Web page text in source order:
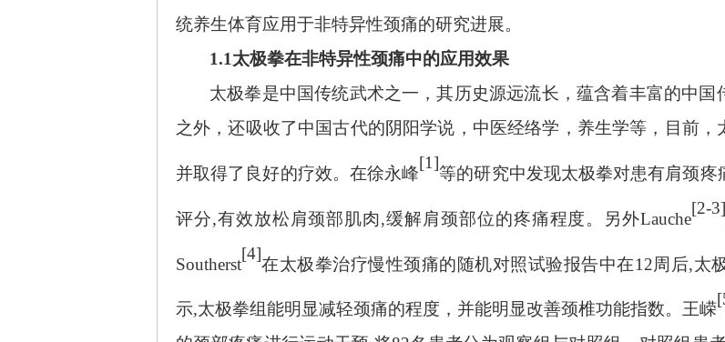
统养生体育应用于非特异性颈痛的研究进展。
1.1太极拳在非特异性颈痛中的应用效果
太极拳是中国传统武术之一，其历史源远流长，蕴含着丰富的中
之外，还吸收了中国古代的阴阳学说，中医经络学，养生学等，目前，
并取得了良好的疗效。在徐永峰
[1]
等的研究中发现太极拳对患有肩颈疼
评分,有效放松肩颈部肌肉,缓解肩颈部位的疼痛程度。另外Lauche
[2-3]
Southerst
[4]
在太极拳治疗慢性颈痛的随机对照试验报告中在12周后,太
示,太极拳组能明显减轻颈痛的程度，并能明显改善颈椎功能指数。王嵘